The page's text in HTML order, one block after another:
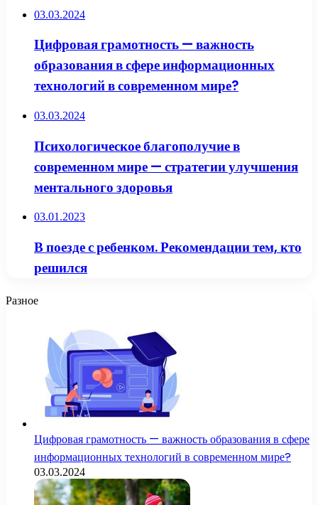
03.03.2024
Цифровая грамотность — важность
образования в сфере информационных
технологий в современном мире?
03.03.2024
Психологическое благополучие в
современном мире — стратегии улучшения
ментального здоровья
03.01.2023
В поезде с ребенком. Рекомендации тем, кто
решился
Разное
Цифровая грамотность — важность образования в сфере
информационных технологий в современном мире?
03.03.2024